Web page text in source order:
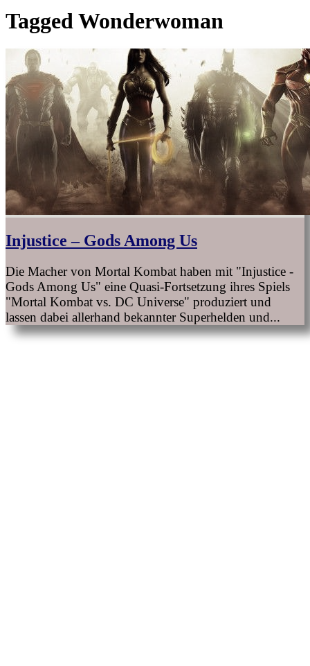
Tagged Wonderwoman
Injustice – Gods Among Us
Die Macher von Mortal Kombat haben mit "Injustice -
Gods Among Us" eine Quasi-Fortsetzung ihres Spiels
"Mortal Kombat vs. DC Universe" produziert und
lassen dabei allerhand bekannter Superhelden und...